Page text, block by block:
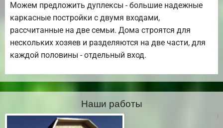
Можем предложить дуплексы - большие надежные
каркасные постройки с двумя входами,
рассчитанные на две семьи. Дома строятся для
нескольких хозяев и разделяются на две части, для
каждой половины - отдельный вход.
Наши работы